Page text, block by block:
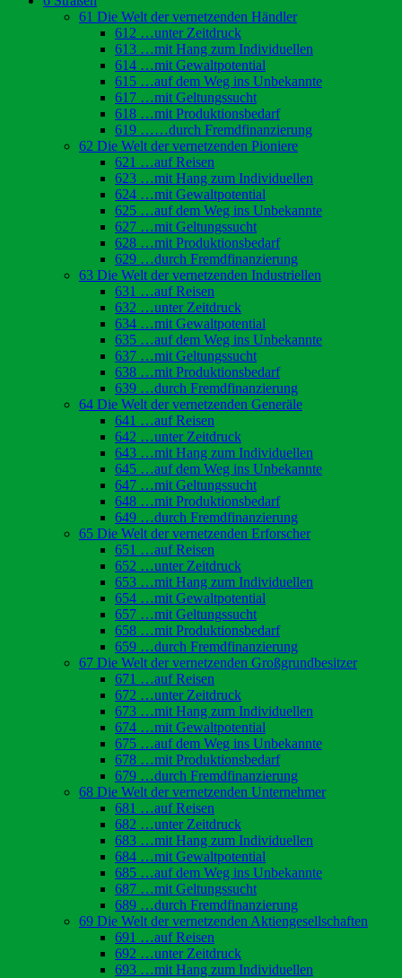
61 Die Welt der vernetzenden Händler
612 …unter Zeitdruck
613 …mit Hang zum Individuellen
614 …mit Gewaltpotential
615 …auf dem Weg ins Unbekannte
617 …mit Geltungssucht
618 …mit Produktionsbedarf
619 ……durch Fremdfinanzierung
62 Die Welt der vernetzenden Pioniere
621 …auf Reisen
623 …mit Hang zum Individuellen
624 …mit Gewaltpotential
625 …auf dem Weg ins Unbekannte
627 …mit Geltungssucht
628 …mit Produktionsbedarf
629 …durch Fremdfinanzierung
63 Die Welt der vernetzenden Industriellen
631 …auf Reisen
632 …unter Zeitdruck
634 …mit Gewaltpotential
635 …auf dem Weg ins Unbekannte
637 …mit Geltungssucht
638 …mit Produktionsbedarf
639 …durch Fremdfinanzierung
64 Die Welt der vernetzenden Generäle
641 …auf Reisen
642 …unter Zeitdruck
643 …mit Hang zum Individuellen
645 …auf dem Weg ins Unbekannte
647 …mit Geltungssucht
648 …mit Produktionsbedarf
649 …durch Fremdfinanzierung
65 Die Welt der vernetzenden Erforscher
651 …auf Reisen
652 …unter Zeitdruck
653 …mit Hang zum Individuellen
654 …mit Gewaltpotential
657 …mit Geltungssucht
658 …mit Produktionsbedarf
659 …durch Fremdfinanzierung
67 Die Welt der vernetzenden Großgrundbesitzer
671 …auf Reisen
672 …unter Zeitdruck
673 …mit Hang zum Individuellen
674 …mit Gewaltpotential
675 …auf dem Weg ins Unbekannte
678 …mit Produktionsbedarf
679 …durch Fremdfinanzierung
68 Die Welt der vernetzenden Unternehmer
681 …auf Reisen
682 …unter Zeitdruck
683 …mit Hang zum Individuellen
684 …mit Gewaltpotential
685 …auf dem Weg ins Unbekannte
687 …mit Geltungssucht
689 …durch Fremdfinanzierung
69 Die Welt der vernetzenden Aktiengesellschaften
691 …auf Reisen
692 …unter Zeitdruck
693 …mit Hang zum Individuellen